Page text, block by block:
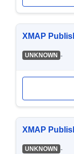
XMAP
UNKNOWN -
XMAP
UNKNOWN -